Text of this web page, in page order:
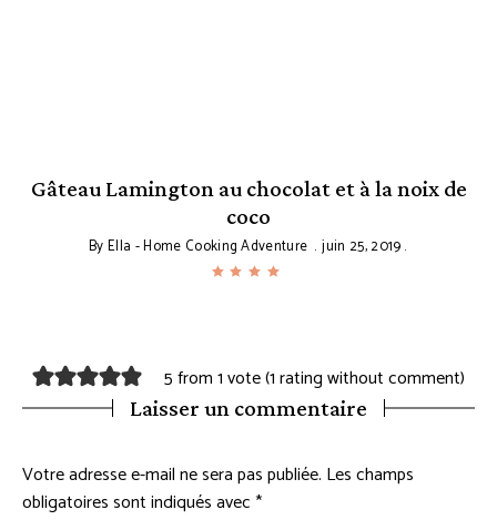
Gâteau Lamington au chocolat et à la noix de
coco
ByElla - Home Cooking Adventure juin 25, 2019
5 from 1 vote (1 rating without comment)
Laisser un commentaire
Votre adresse e-mail ne sera pas publiée. Les champs
obligatoires sont indiqués avec*